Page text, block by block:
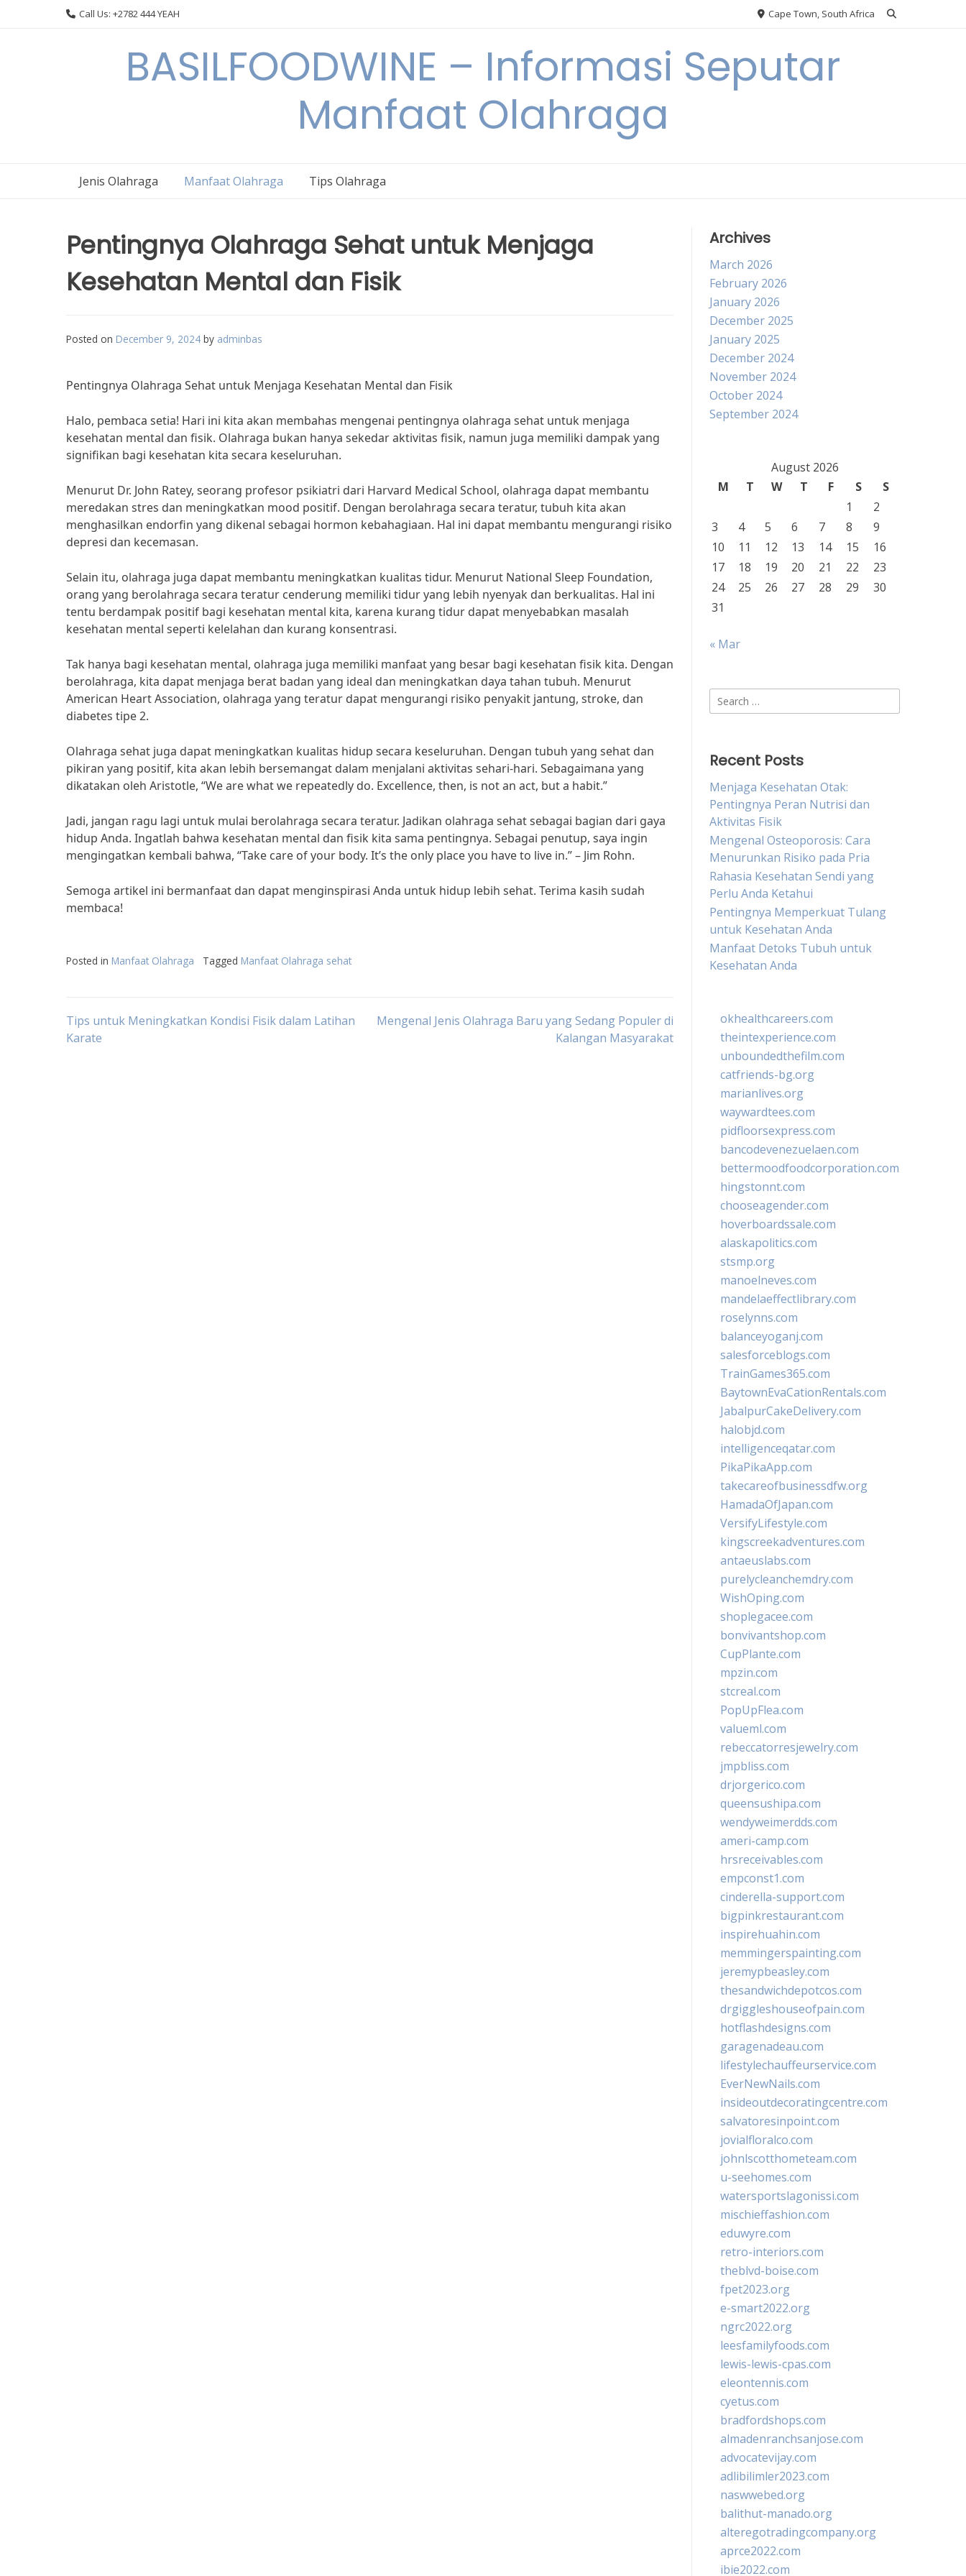
Call Us: +2782 444 YEAH Cape Town, South Africa
BASILFOODWINE – Informasi Seputar
Manfaat Olahraga
Jenis Olahraga Manfaat Olahraga Tips Olahraga
Pentingnya Olahraga Sehat untuk Menjaga
Kesehatan Mental dan Fisik
Posted on December 9, 2024 by adminbas
Pentingnya Olahraga Sehat untuk Menjaga Kesehatan Mental dan Fisik
Halo, pembaca setia! Hari ini kita akan membahas mengenai pentingnya olahraga sehat untuk menjaga
kesehatan mental dan fisik. Olahraga bukan hanya sekedar aktivitas fisik, namun juga memiliki dampak yang
signifikan bagi kesehatan kita secara keseluruhan.
Menurut Dr. John Ratey, seorang profesor psikiatri dari Harvard Medical School, olahraga dapat membantu
meredakan stres dan meningkatkan mood positif. Dengan berolahraga secara teratur, tubuh kita akan
menghasilkan endorfin yang dikenal sebagai hormon kebahagiaan. Hal ini dapat membantu mengurangi risiko
depresi dan kecemasan.
Selain itu, olahraga juga dapat membantu meningkatkan kualitas tidur. Menurut National Sleep Foundation,
orang yang berolahraga secara teratur cenderung memiliki tidur yang lebih nyenyak dan berkualitas. Hal ini
tentu berdampak positif bagi kesehatan mental kita, karena kurang tidur dapat menyebabkan masalah
kesehatan mental seperti kelelahan dan kurang konsentrasi.
Tak hanya bagi kesehatan mental, olahraga juga memiliki manfaat yang besar bagi kesehatan fisik kita. Dengan
berolahraga, kita dapat menjaga berat badan yang ideal dan meningkatkan daya tahan tubuh. Menurut
American Heart Association, olahraga yang teratur dapat mengurangi risiko penyakit jantung, stroke, dan
diabetes tipe 2.
Olahraga sehat juga dapat meningkatkan kualitas hidup secara keseluruhan. Dengan tubuh yang sehat dan
pikiran yang positif, kita akan lebih bersemangat dalam menjalani aktivitas sehari-hari. Sebagaimana yang
dikatakan oleh Aristotle, “We are what we repeatedly do. Excellence, then, is not an act, but a habit.”
Jadi, jangan ragu lagi untuk mulai berolahraga secara teratur. Jadikan olahraga sehat sebagai bagian dari gaya
hidup Anda. Ingatlah bahwa kesehatan mental dan fisik kita sama pentingnya. Sebagai penutup, saya ingin
mengingatkan kembali bahwa, “Take care of your body. It’s the only place you have to live in.” – Jim Rohn.
Semoga artikel ini bermanfaat dan dapat menginspirasi Anda untuk hidup lebih sehat. Terima kasih sudah
membaca!
Posted in Manfaat Olahraga Tagged Manfaat Olahraga sehat
Post
Tips untuk Meningkatkan Kondisi Fisik dalam Latihan
Karate
Mengenal Jenis Olahraga Baru yang Sedang Populer di
Kalangan Masyarakat
Archives
March 2026
February 2026
January 2026
December 2025
January 2025
December 2024
November 2024
October 2024
September 2024
August 2026
M
T W T F S
S
1
2
3
4 5 6 7 8
9
10
11 12 13 14 15
16
17
18 19 20 21 22
23
24
25 26 27 28 29
30
31
« Mar
Search
for:
Recent Posts
Menjaga Kesehatan Otak:
Pentingnya Peran Nutrisi dan
Aktivitas Fisik
Mengenal Osteoporosis: Cara
Menurunkan Risiko pada Pria
Rahasia Kesehatan Sendi yang
Perlu Anda Ketahui
Pentingnya Memperkuat Tulang
untuk Kesehatan Anda
Manfaat Detoks Tubuh untuk
Kesehatan Anda
okhealthcareers.com
theintexperience.com
unboundedthefilm.com
catfriends-bg.org
marianlives.org
waywardtees.com
pidfloorsexpress.com
bancodevenezuelaen.com
bettermoodfoodcorporation.com
hingstonnt.com
chooseagender.com
hoverboardssale.com
alaskapolitics.com
stsmp.org
manoelneves.com
mandelaeffectlibrary.com
roselynns.com
balanceyoganj.com
salesforceblogs.com
TrainGames365.com
BaytownEvaCationRentals.com
JabalpurCakeDelivery.com
halobjd.com
intelligenceqatar.com
PikaPikaApp.com
takecareofbusinessdfw.org
HamadaOfJapan.com
VersifyLifestyle.com
kingscreekadventures.com
antaeuslabs.com
purelycleanchemdry.com
WishOping.com
shoplegacee.com
bonvivantshop.com
CupPlante.com
mpzin.com
stcreal.com
PopUpFlea.com
valueml.com
rebeccatorresjewelry.com
jmpbliss.com
drjorgerico.com
queensushipa.com
wendyweimerdds.com
ameri-camp.com
hrsreceivables.com
empconst1.com
cinderella-support.com
bigpinkrestaurant.com
inspirehuahin.com
memmingerspainting.com
jeremypbeasley.com
thesandwichdepotcos.com
drgiggleshouseofpain.com
hotflashdesigns.com
garagenadeau.com
lifestylechauffeurservice.com
EverNewNails.com
insideoutdecoratingcentre.com
salvatoresinpoint.com
jovialfloralco.com
johnlscotthometeam.com
u-seehomes.com
watersportslagonissi.com
mischieffashion.com
eduwyre.com
retro-interiors.com
theblvd-boise.com
fpet2023.org
e-smart2022.org
ngrc2022.org
leesfamilyfoods.com
lewis-lewis-cpas.com
eleontennis.com
cyetus.com
bradfordshops.com
almadenranchsanjose.com
advocatevijay.com
adlibilimler2023.com
naswwebed.org
balithut-manado.org
alteregotradingcompany.org
aprce2022.com
ibie2022.com